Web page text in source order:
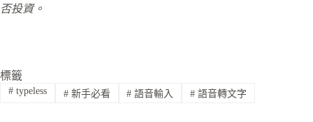
否投資。
標籤
#typeless #新手必看 # 語音輸入 # 語音轉文字